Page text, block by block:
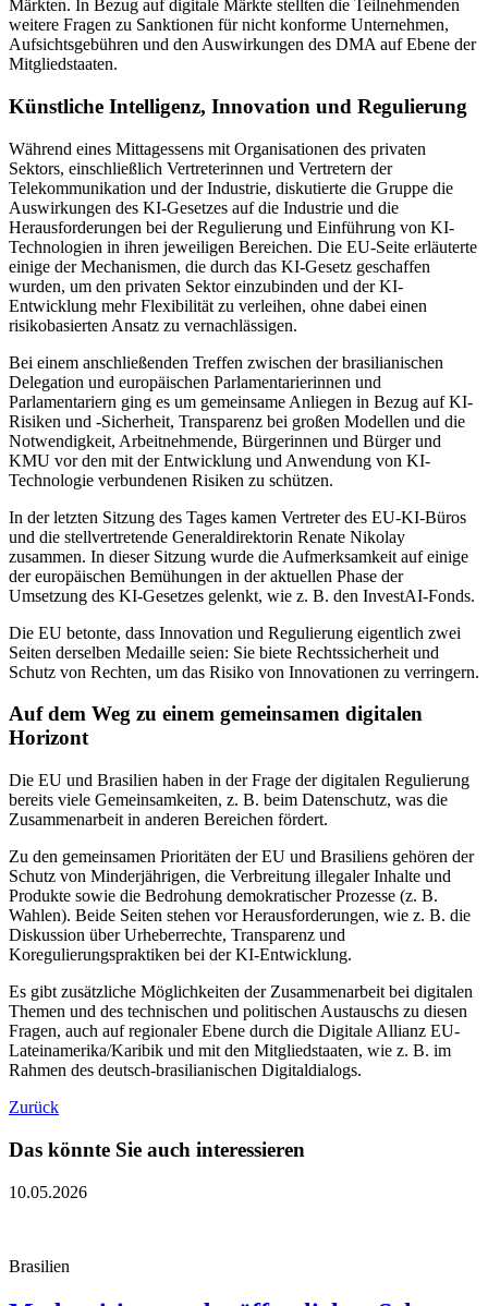
Märkten. In Bezug auf digitale Märkte stellten die Teilnehmenden
weitere Fragen zu Sanktionen für nicht konforme Unternehmen,
Aufsichtsgebühren und den Auswirkungen des DMA auf Ebene der
Mitgliedstaaten.
Künstliche Intelligenz, Innovation und Regulierung
Während eines Mittagessens mit Organisationen des privaten
Sektors, einschließlich Vertreterinnen und Vertretern der
Telekommunikation und der Industrie, diskutierte die Gruppe die
Auswirkungen des KI-Gesetzes auf die Industrie und die
Herausforderungen bei der Regulierung und Einführung von KI-
Technologien in ihren jeweiligen Bereichen. Die EU-Seite erläuterte
einige der Mechanismen, die durch das KI-Gesetz geschaffen
wurden, um den privaten Sektor einzubinden und der KI-
Entwicklung mehr Flexibilität zu verleihen, ohne dabei einen
risikobasierten Ansatz zu vernachlässigen.
Bei einem anschließenden Treffen zwischen der brasilianischen
Delegation und europäischen Parlamentarierinnen und
Parlamentariern ging es um gemeinsame Anliegen in Bezug auf KI-
Risiken und -Sicherheit, Transparenz bei großen Modellen und die
Notwendigkeit, Arbeitnehmende, Bürgerinnen und Bürger und
KMU vor den mit der Entwicklung und Anwendung von KI-
Technologie verbundenen Risiken zu schützen.
In der letzten Sitzung des Tages kamen Vertreter des EU-KI-Büros
und die stellvertretende Generaldirektorin Renate Nikolay
zusammen. In dieser Sitzung wurde die Aufmerksamkeit auf einige
der europäischen Bemühungen in der aktuellen Phase der
Umsetzung des KI-Gesetzes gelenkt, wie z. B. den InvestAI-Fonds.
Die EU betonte, dass Innovation und Regulierung eigentlich zwei
Seiten derselben Medaille seien: Sie biete Rechtssicherheit und
Schutz von Rechten, um das Risiko von Innovationen zu verringern.
Auf dem Weg zu einem gemeinsamen digitalen
Horizont
Die EU und Brasilien haben in der Frage der digitalen Regulierung
bereits viele Gemeinsamkeiten, z. B. beim Datenschutz, was die
Zusammenarbeit in anderen Bereichen fördert.
Zu den gemeinsamen Prioritäten der EU und Brasiliens gehören der
Schutz von Minderjährigen, die Verbreitung illegaler Inhalte und
Produkte sowie die Bedrohung demokratischer Prozesse (z. B.
Wahlen). Beide Seiten stehen vor Herausforderungen, wie z. B. die
Diskussion über Urheberrechte, Transparenz und
Koregulierungspraktiken bei der KI-Entwicklung.
Es gibt zusätzliche Möglichkeiten der Zusammenarbeit bei digitalen
Themen und des technischen und politischen Austauschs zu diesen
Fragen, auch auf regionaler Ebene durch die Digitale Allianz EU-
Lateinamerika/Karibik und mit den Mitgliedstaaten, wie z. B. im
Rahmen des deutsch-brasilianischen Digitaldialogs.
Zurück
Das könnte Sie auch interessieren
10.05.2026
Brasilien